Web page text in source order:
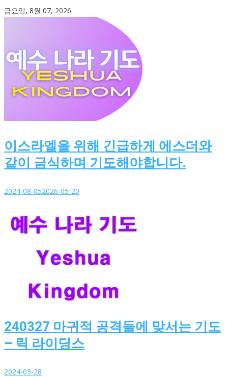
Skip
금요일, 8월 07, 2026
이스라엘을 위해 긴급하게 에스더와
같이 금식하며 기도해야합니다.
2024-08-052026-05-20
240327 마귀적 공격들에 맞서는 기도
– 릭 라이딩스
2024-03-28